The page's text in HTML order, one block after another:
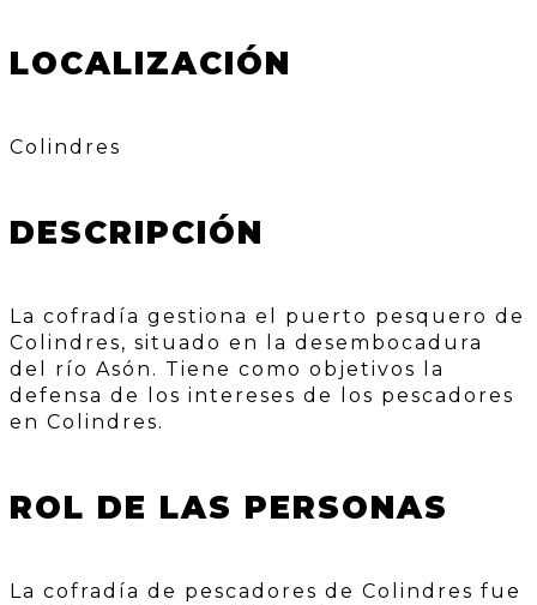
LOCALIZACIÓN
Colindres
DESCRIPCIÓN
La cofradía gestiona el puerto pesquero de
Colindres, situado en la desembocadura
del río Asón. Tiene como objetivos la
defensa de los intereses de los pescadores
en Colindres.
ROL DE LAS PERSONAS
La cofradía de pescadores de Colindres fue